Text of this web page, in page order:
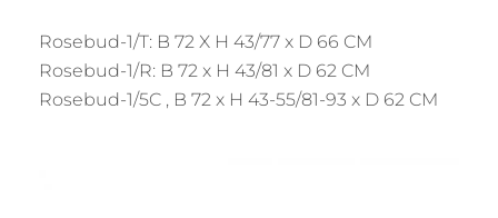
Rosebud-1/T: B 72 X H 43/77 x D 66 CM
Rosebud-1/R: B 72 x H 43/81 x D 62 CM
Rosebud-1/5C , B 72 x H 43-55/81-93 x D 62 CM